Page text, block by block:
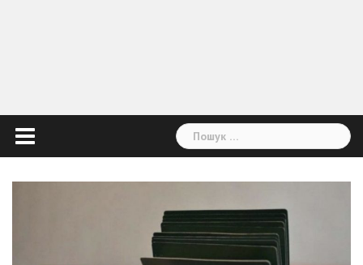
Пошук: